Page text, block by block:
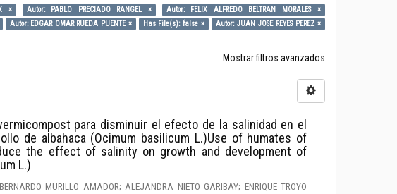
× Autor: PABLO PRECIADO RANGEL ×
Autor: FELIX ALFREDO BELTRAN MORALES ×
Autor: EDGAR OMAR RUEDA PUENTE × Has File(s): false ×
Autor: JUAN JOSE REYES PEREZ ×
Mostrar filtros avanzados
para disminuir el efecto de la salinidad en el
de albahaca (Ocimum basilicum L.)Use of humates of
the effect of salinity on growth and development of
L.)
MURILLO AMADOR; ALEJANDRA NIETO GARIBAY; ENRIQUE TROYO